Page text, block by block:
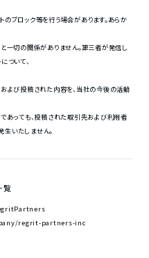
ブロック等を行う場合があります。あらか
一切の関係がありません。第三者が発信し
ついて、
よび投稿された内容を、当社の今後の活動
あっても、投稿された取引先および利用者
いたしません。
覧
regrit-partners-inc